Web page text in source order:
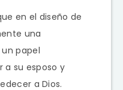
en el diseño de
una
papel
a su esposo y
a Dios.